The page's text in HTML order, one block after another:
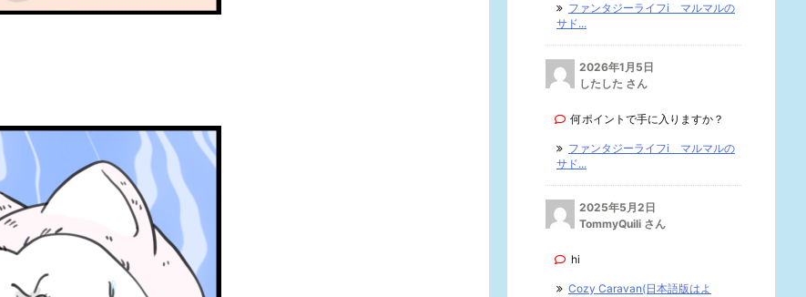
ファンタジーライフi マルマルの
サド...
2026年1月5日
したした さん
何ポイントで手に入りますか？
ファンタジーライフi マルマルの
サド...
2025年5月2日
TommyQuili さん
hi
Cozy Caravan(日本語版はよ